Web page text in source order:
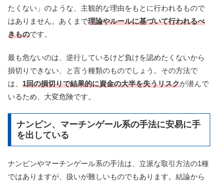
たくない」のような、主観的な理由をもとに行われるもので
はありません。あくまで理論やルールに基づいて行われるべ
きものです。
最も危ないのは、逆行しているけど負けを認めたくないから
損切りできない、と言う種類のものでしょう。その方法で
は、 1回の損切りで結果的に資金の大半を失うリスクが潜んで
いるため、大変危険です。
ナンピン、マーチンゲール系の手法に安易に手
を出している
ナンピンやマーチンゲール系の手法は、立派な取引方法の1種
ではありますが、扱いが難しいものでもあります。結論から